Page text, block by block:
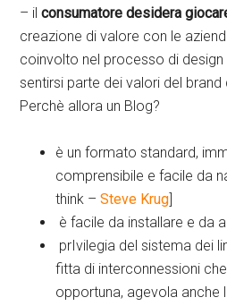
– ilconsumatore desidera
creazione di valore con le
coinvolto nel processo di
sentirsi parte dei valori del brand
Perchè allora un Blog?
è un formato standard,
comprensibile e facile da
think –Steve Krug
è facile da installare e da
prIvilegia del sistema dei
fitta di interconnessioni
opportuna, agevola anche